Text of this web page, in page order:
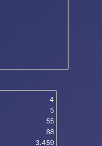
4
5
55
88
3.459